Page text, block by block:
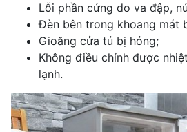
Lỗi phần cứng do va đập,
Đèn bên trong khoang mát
Gioăng cửa tủ bị hỏng;
Không điều chỉnh được
lạnh.